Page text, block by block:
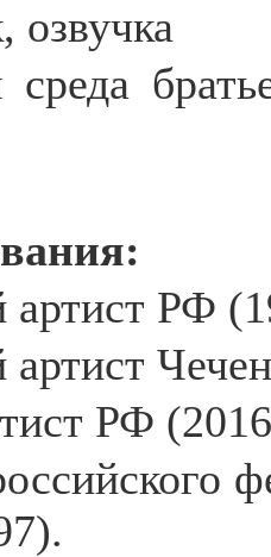
озвучка
среда
артист РФ
РФ